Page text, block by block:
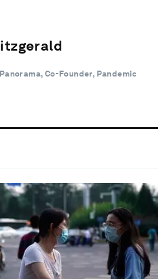
Co-Founder, Pandemic